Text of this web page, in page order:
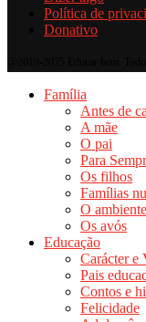
Política de
Donativo
Família
Antes de
A mãe
O pai
Para
Os filhos
Famílias
O
Os avós
Educação
Carácter e
Pais
Contos e
Felicidade